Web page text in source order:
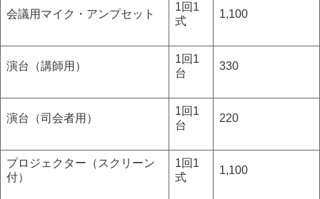
会議用マイク・アンプセット
1回1
式
1,100
演台（講師用）
1回1
台
330
演台（司会者用）
1回1
台
220
プロジェクター（スクリーン
付）
1回1
式
1,100